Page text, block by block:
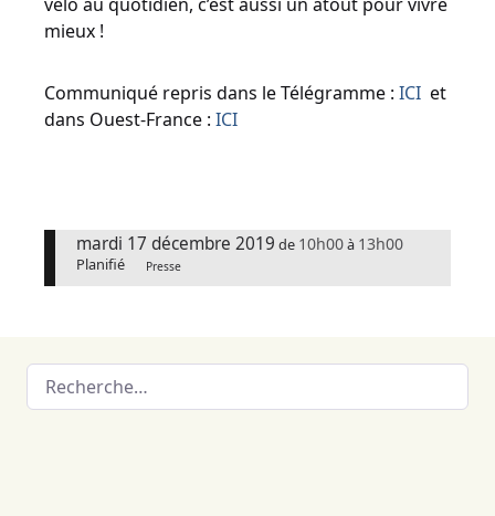
mieux !
Communiqué repris dans le Télégramme : ICI et
dans Ouest-France : ICI
mardi 17 décembre 2019 de 10h00à 13h00
Planifié Presse